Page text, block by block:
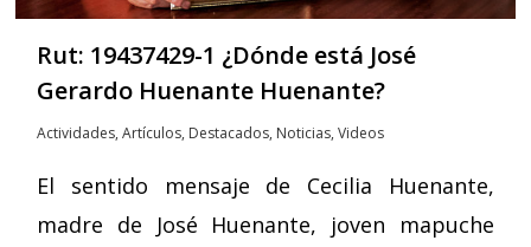
Rut: 19437429-1 ¿Dónde está José
Gerardo Huenante Huenante?
Actividades,Artículos, Destacados, Noticias,Videos
El sentido mensaje de Cecilia Huenante,
madre de José Huenante, joven mapuche